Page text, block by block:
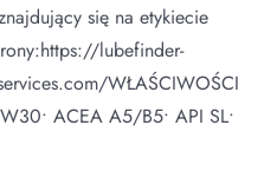
się na etykiecie
lubefinder-
WŁAŚCIWOŚCI
ACEA A5/B5• API SL•